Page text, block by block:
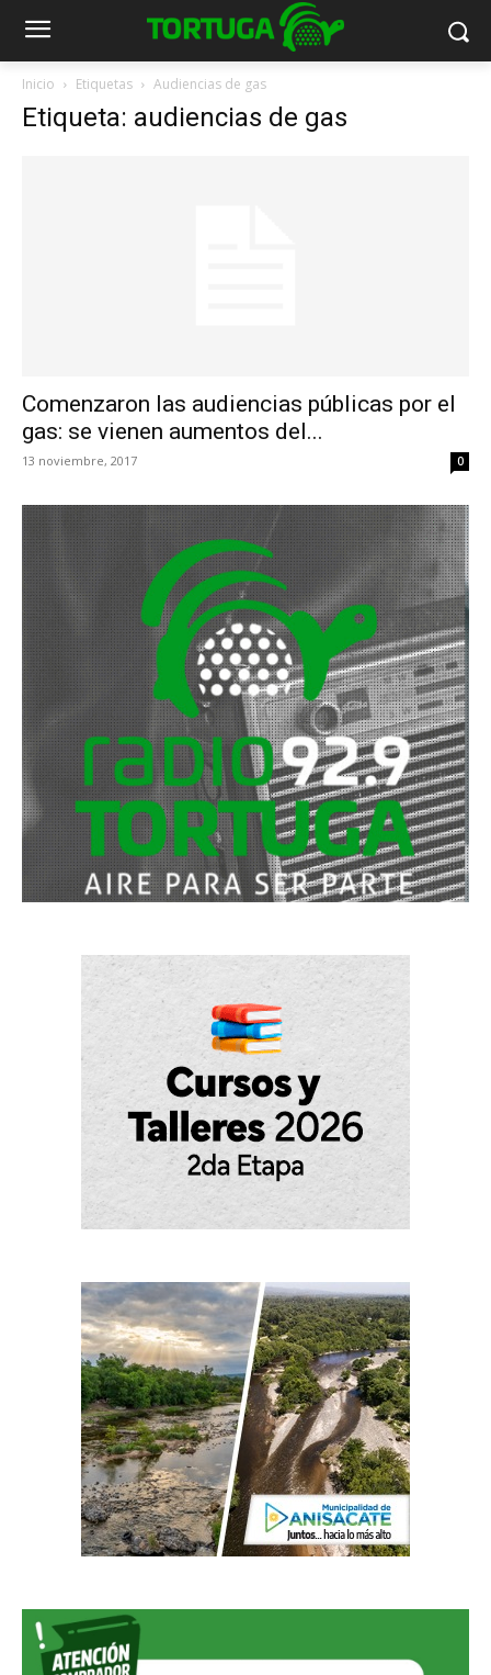
Inicio Etiquetas Audiencias de gas
Etiqueta: audiencias de gas
Comenzaron las audiencias públicas por el
gas: se vienen aumentos del...
13 noviembre, 2017 0